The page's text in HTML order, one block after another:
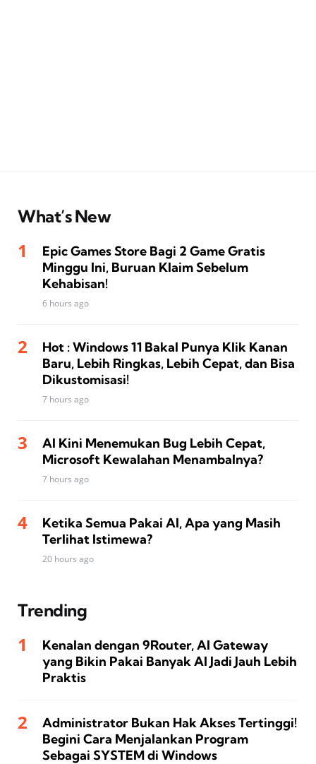
What’s New
Epic Games Store Bagi 2 Game Gratis
Minggu Ini, Buruan Klaim Sebelum
Kehabisan!
6 hours ago
Hot : Windows 11 Bakal Punya Klik Kanan
Baru, Lebih Ringkas, Lebih Cepat, dan Bisa
Dikustomisasi!
7 hours ago
AI Kini Menemukan Bug Lebih Cepat,
Microsoft Kewalahan Menambalnya?
7 hours ago
Ketika Semua Pakai AI, Apa yang Masih
Terlihat Istimewa?
20 hours ago
Trending
Kenalan dengan 9Router, AI Gateway
yang Bikin Pakai Banyak AI Jadi Jauh Lebih
Praktis
Administrator Bukan Hak Akses Tertinggi!
Begini Cara Menjalankan Program
Sebagai SYSTEM di Windows